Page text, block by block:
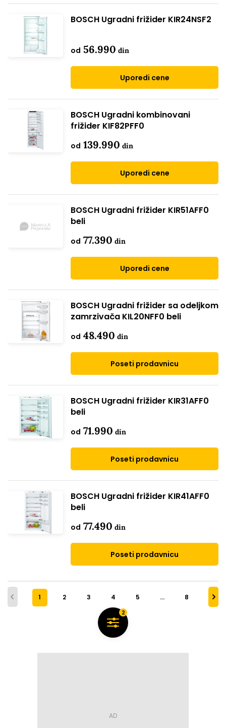
BOSCH Ugradni frižider KIR24NSF2
od 56.990 din
Uporedi cene
BOSCH Ugradni kombinovani
frižider KIF82PFF0
od 139.990 din
Uporedi cene
BOSCH Ugradni frižider KIR51AFF0
beli
od 77.390 din
Uporedi cene
BOSCH Ugradni frižider sa odeljkom
zamrzivača KIL20NFF0 beli
od 48.490 din
Poseti prodavnicu
BOSCH Ugradni frižider KIR31AFF0
beli
od 71.990 din
Poseti prodavnicu
BOSCH Ugradni frižider KIR41AFF0
beli
od 77.490 din
Poseti prodavnicu
1 2 3 4 5 … 8
2